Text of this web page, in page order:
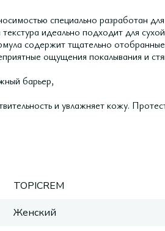
специально разработан
идеально подходит для
содержит тщательно
ощущения покалывания и
барьер,
и увлажняет кожу.
TOPICREM
Женский